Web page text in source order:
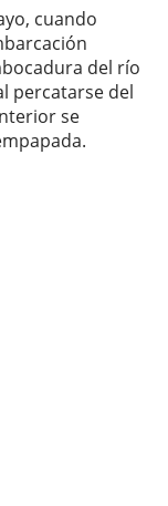
cuando
del río
percatarse del
se